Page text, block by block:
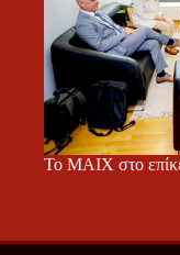
Το ΜΑΙΧ στο